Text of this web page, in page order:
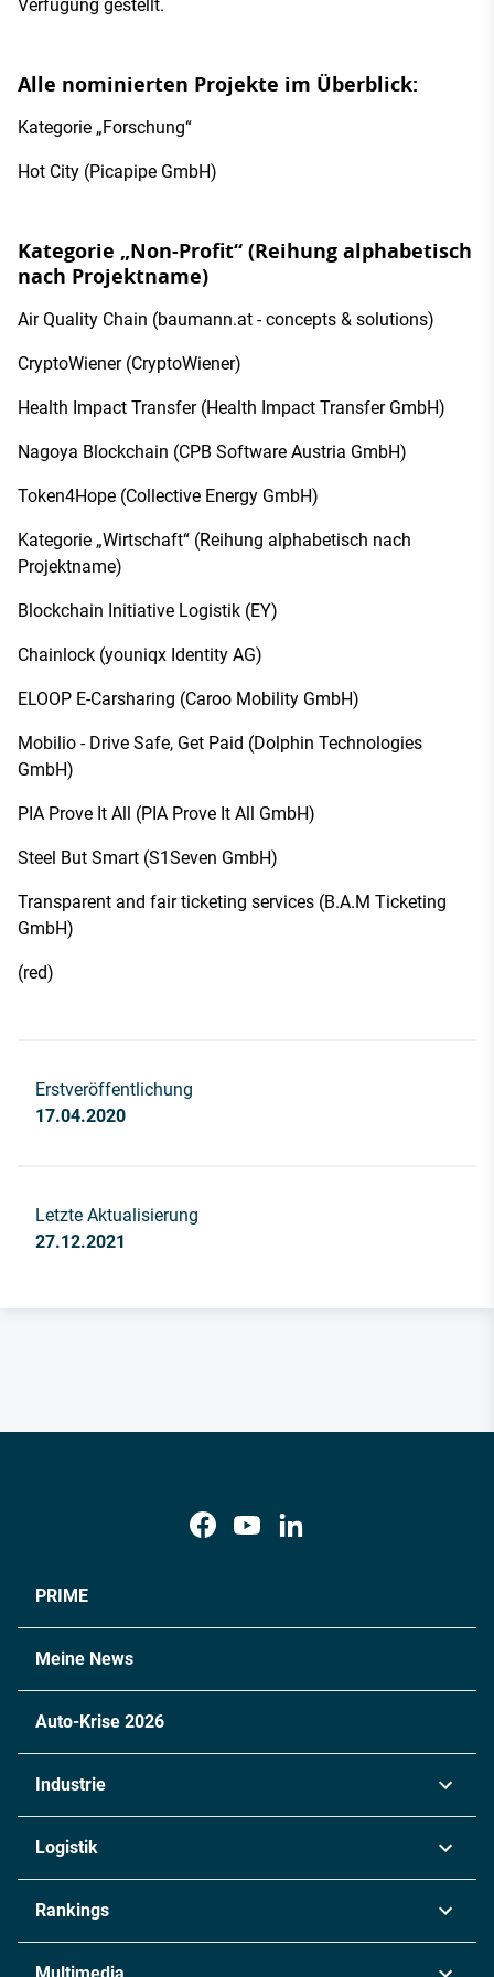
Verfügung gestellt.
Alle nominierten Projekte im Überblick:
Kategorie „Forschung“
Hot City (Picapipe GmbH)
Kategorie „Non-Profit“ (Reihung alphabetisch
nach Projektname)
Air Quality Chain (baumann.at - concepts & solutions)
CryptoWiener (CryptoWiener)
Health Impact Transfer (Health Impact Transfer GmbH)
Nagoya Blockchain (CPB Software Austria GmbH)
Token4Hope (Collective Energy GmbH)
Kategorie „Wirtschaft“ (Reihung alphabetisch nach
Projektname)
Blockchain Initiative Logistik (EY)
Chainlock (youniqx Identity AG)
ELOOP E-Carsharing (Caroo Mobility GmbH)
Mobilio - Drive Safe, Get Paid (Dolphin Technologies
GmbH)
PIA Prove It All (PIA Prove It All GmbH)
Steel But Smart (S1Seven GmbH)
Transparent and fair ticketing services (B.A.M Ticketing
GmbH)
(red)
Erstveröffentlichung
17.04.2020
Letzte Aktualisierung
27.12.2021
PRIME
Meine News
Auto-Krise 2026
Industrie
Chemie
Metall
Logistik
Rankings